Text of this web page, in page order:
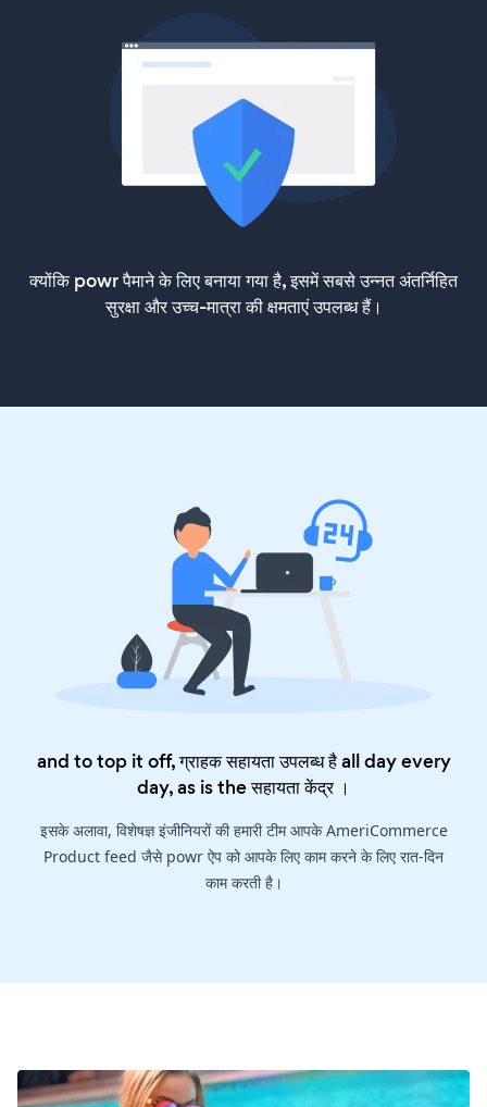
क्योंकि powr पैमाने के लिए बनाया गया है, इसमें सबसे उन्नत अंतर्निहित
सुरक्षा और उच्च-मात्रा की क्षमताएं उपलब्ध हैं।
and to top it off, ग्राहक सहायता उपलब्ध है all day every
day, as is theसहायता केंद्र।
इसके अलावा, विशेषज्ञ इंजीनियरों की हमारी टीम आपके AmeriCommerce
Product feed जैसे powr ऐप को आपके लिए काम करने के लिए रात-दिन
काम करती है।